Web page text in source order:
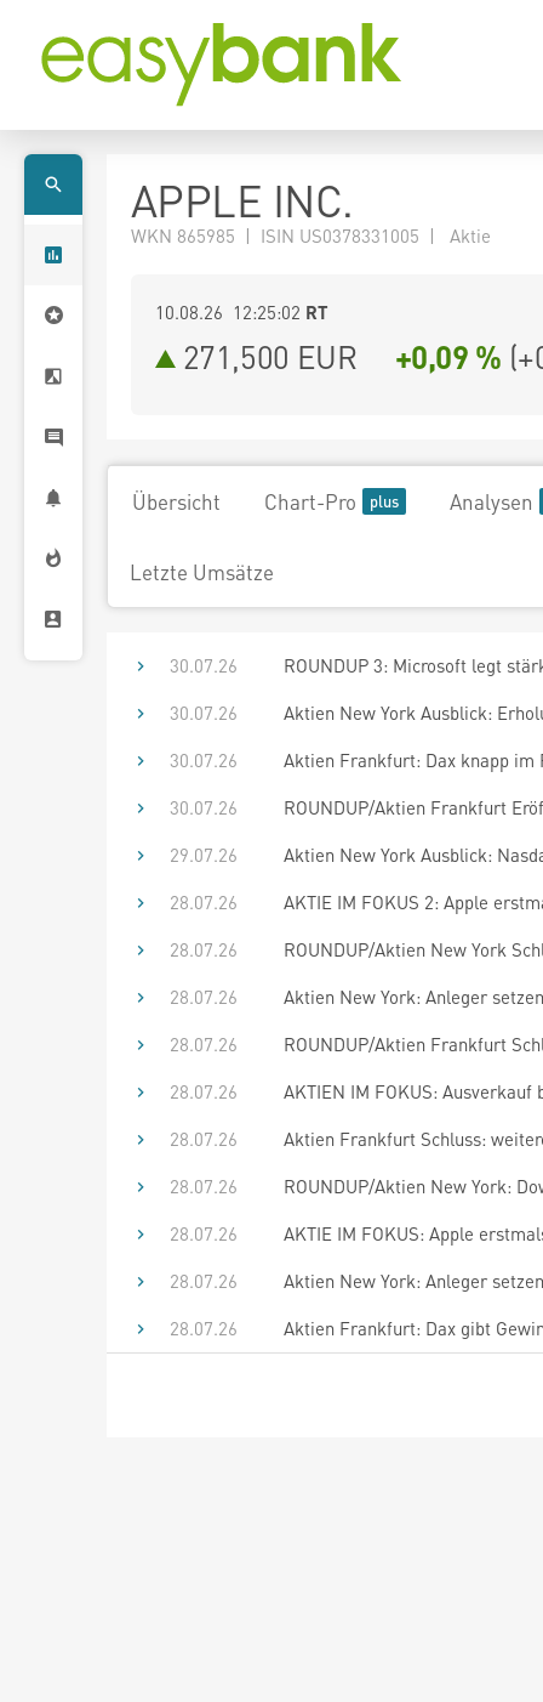
APPLE INC.
WKN 865985 | ISIN US0378331005 | Aktie
10.08.26 12:25:02 RT
271,500 EUR +0,09 % (
Übersicht Chart-Pro Analysen
Letzte Umsätze
30.07.26
ROUNDUP 3: Microsoft legt
30.07.26
Aktien New York Ausblick:
30.07.26
Aktien Frankfurt: Dax knapp im
30.07.26
ROUNDUP/Aktien Frankfurt
29.07.26
Aktien New York Ausblick:
28.07.26
AKTIE IM FOKUS 2: Apple
28.07.26
ROUNDUP/Aktien New York
28.07.26
Aktien New York: Anleger
28.07.26
ROUNDUP/Aktien Frankfurt
28.07.26
AKTIEN IM FOKUS:
28.07.26
Aktien Frankfurt Schluss:
28.07.26
ROUNDUP/Aktien New York:
28.07.26
AKTIE IM FOKUS: Apple
28.07.26
Aktien New York: Anleger
28.07.26
Aktien Frankfurt: Dax gibt